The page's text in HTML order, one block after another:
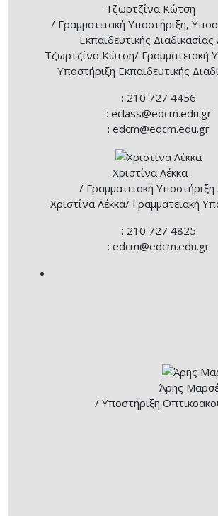
Τζωρτζίνα Κώτση
/ Γραμματειακή Υποστήριξη,
Εκπαιδευτικής Διαδικασίας
Τζωρτζίνα Κώτση/ Γραμματειακή
Υποστήριξη Εκπαιδευτικής
: 210 727 4456
: eclass@edcm.edu.gr
: edcm@edcm.edu.gr
Χριστίνα Λέκκα
/ Γραμματειακή Υποστήριξη
Χριστίνα Λέκκα/ Γραμματειακή
: 210 727 4825
: edcm@edcm.edu.gr
Άρης
/ Υποστήριξη